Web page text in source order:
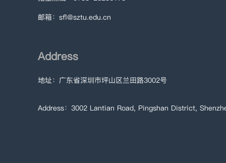
邮箱：sfl@sztu.edu.cn
Address
地址：广东省深圳市坪山区兰田路3002号
Address：3002 Lantian Road, Pingshan District,